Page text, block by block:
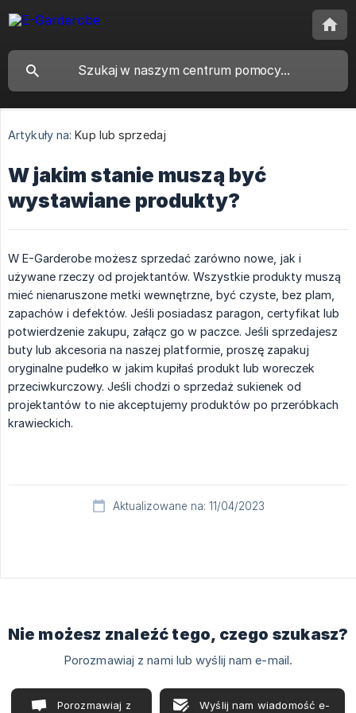
Artykuły na: Kup lub sprzedaj
W jakim stanie muszą być
wystawiane produkty?
W E-Garderobe możesz sprzedać zarówno nowe, jak i
używane rzeczy od projektantów. Wszystkie produkty muszą
mieć nienaruszone metki wewnętrzne, być czyste, bez plam,
zapachów i defektów. Jeśli posiadasz paragon, certyfikat lub
potwierdzenie zakupu, załącz go w paczce. Jeśli sprzedajesz
buty lub akcesoria na naszej platformie, proszę zapakuj
oryginalne pudełko w jakim kupiłaś produkt lub woreczek
przeciwkurczowy. Jeśli chodzi o sprzedaż sukienek od
projektantów to nie akceptujemy produktów po przeróbkach
krawieckich.
Aktualizowane na: 11/04/2023
Nie możesz znaleźć tego, czego szukasz?
Porozmawiaj z nami lub wyślij nam e-mail.
Porozmawiaj z Wyślij nam wiadomość e-